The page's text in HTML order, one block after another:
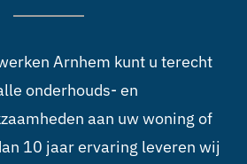
Arnhem kunt u terecht
onderhouds- en
aan uw woning of
10 jaar ervaring leveren wij